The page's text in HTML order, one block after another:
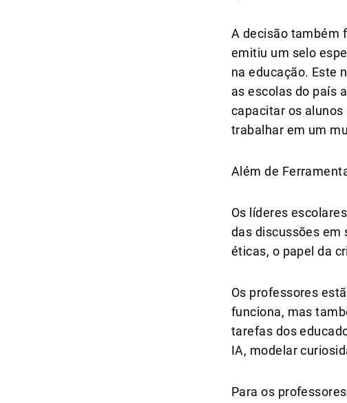
A decisão também
emitiu um selo
na educação. Este
as escolas do país
capacitar os
trabalhar em um
Além de
Os líderes
das discussões em
éticas, o papel da
Os professores
funciona, mas
tarefas dos
IA, modelar
Para os